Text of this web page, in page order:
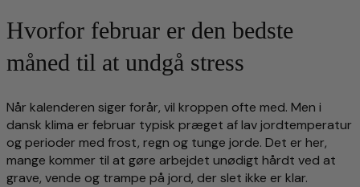
Hvorfor februar er den bedste
måned til at undgå stress
Når kalenderen siger forår, vil kroppen ofte med. Men i
dansk klima er februar typisk præget af lav jordtemperatur
og perioder med frost, regn og tunge jorde. Det er her,
mange kommer til at gøre arbejdet unødigt hårdt ved at
grave, vende og trampe på jord, der slet ikke er klar.